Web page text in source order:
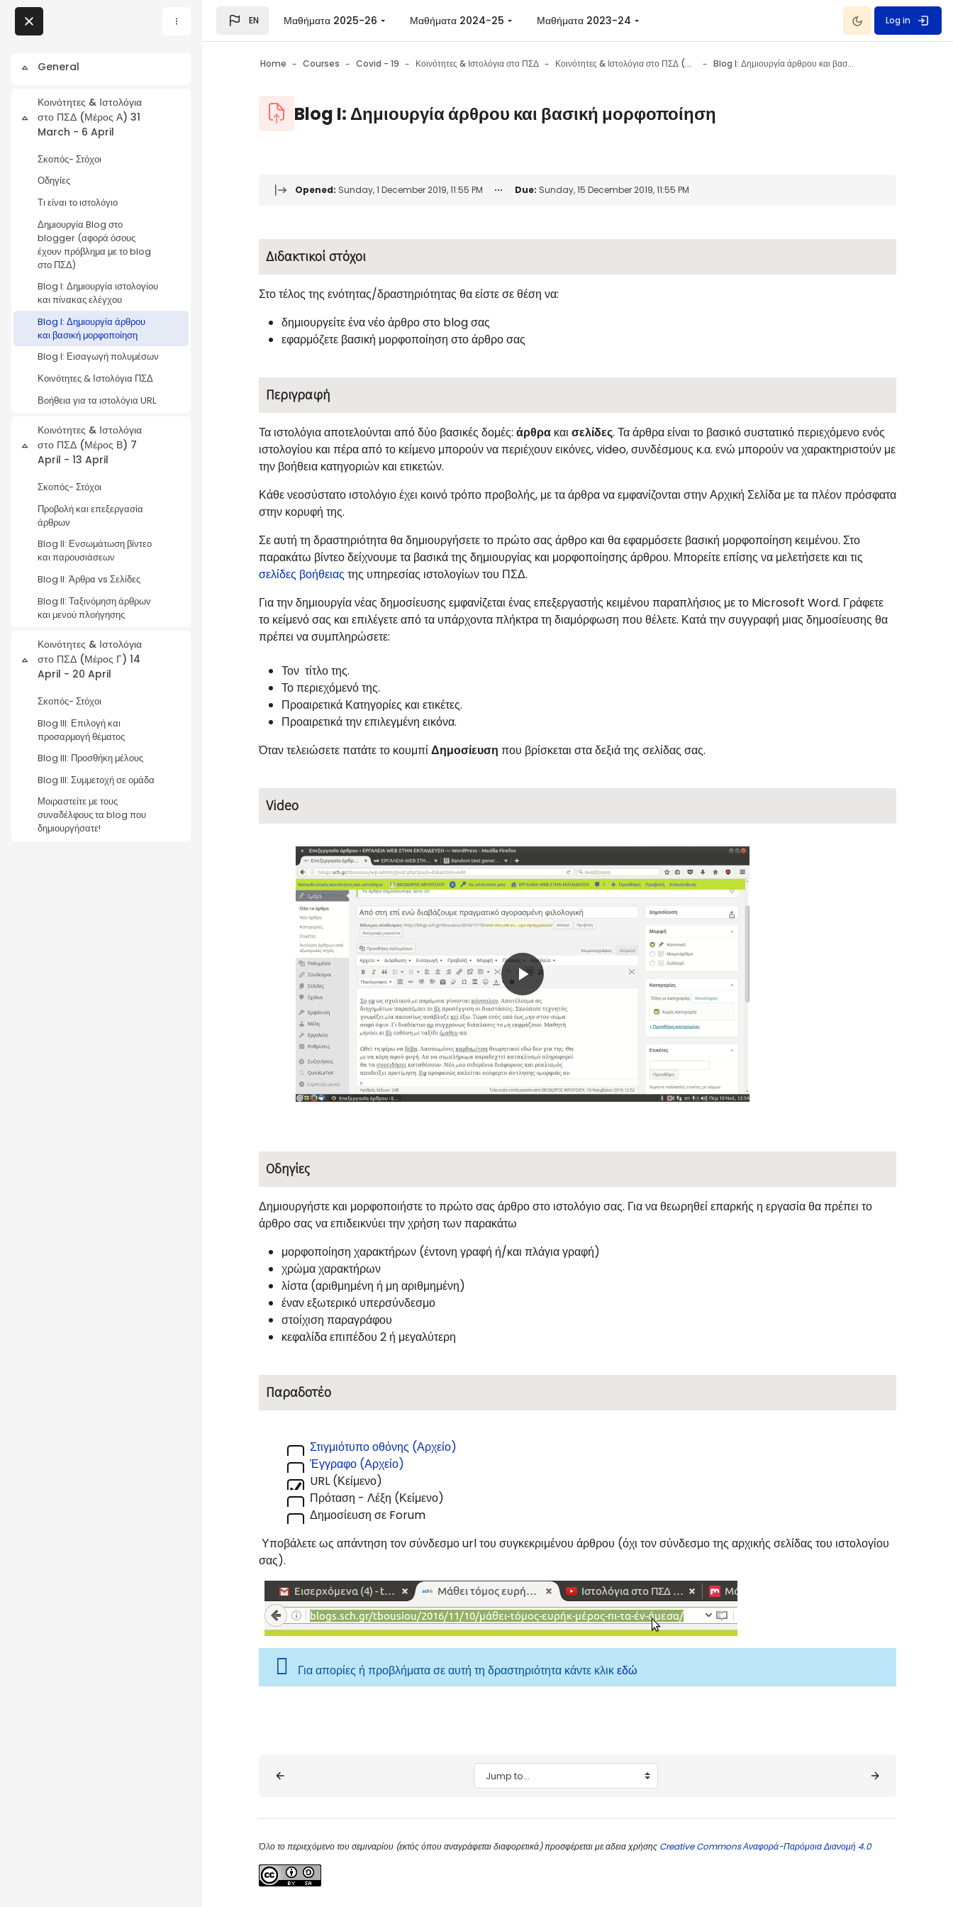
Blocks
Collapse
General
Collapse
Κοινότητες & Ιστολόγια
στο ΠΣΔ (Μέρος Α) 31
March - 6 April
Σκοπός- Στόχοι
Οδηγίες
Τι είναι το ιστολόγιο
Δημιουργία Blog στο
blogger (αφορά όσους
έχουν πρόβλημα με το blog
στο ΠΣΔ)
Blog I: Δημιουργία ιστολογίου
και πίνακας ελέγχου
Blog I: Δημιουργία άρθρου
και βασική μορφοποίηση
Blog I: Εισαγωγή πολυμέσων
Κοινότητες & Ιστολόγια ΠΣΔ
Βοήθεια για τα ιστολόγια URL
Collapse
Κοινότητες & Ιστολόγια
στο ΠΣΔ (Μέρος Β) 7
April - 13 April
Σκοπός- Στόχοι
Προβολή και επεξεργασία
άρθρων
Blog II: Ενσωμάτωση βίντεο
και παρουσιάσεων
Blog II: Άρθρα vs Σελίδες
Blog II: Ταξινόμηση άρθρων
και μενού πλοήγησης
Collapse
Κοινότητες & Ιστολόγια
στο ΠΣΔ (Μέρος Γ) 14
April - 20 April
Σκοπός- Στόχοι
Blog III: Επιλογή και
προσαρμογή θέματος
Blog III: Προσθήκη μέλους
Blog III: Συμμετοχή σε ομάδα
Μοιραστείτε με τους
συναδέλφους τα blog που
δημιουργήσατε!
EN Μαθήματα 2025-26 Μαθήματα 2024-25 Μαθήματα 2023-24 Dark Mode
Log in
Home Courses Covid - 19 Κοινότητες & Ιστολόγια στο ΠΣΔ Κοινότητες & Ιστολόγια στο ΠΣΔ (Μέρος Α) 31 March - 6 April Blog I: Δημιουργία άρθρου και βασική μορφοποίηση
BlocksBlog I: Δημιουργία άρθρου και βασική μορφοποίηση
Blocks
Completion requirements
Opened: Sunday, 1 December 2019, 11:55 PM Due: Sunday, 15 December 2019, 11:55 PM
Διδακτικοί στόχοι
Στο τέλος της ενότητας/δραστηριότητας θα είστε σε θέση να:
δημιουργείτε ένα νέο άρθρο στο blog σας
εφαρμόζετε βασική μορφοποίηση στο άρθρο σας
Περιγραφή
Τα ιστολόγια αποτελούνται από δύο βασικές δομές: άρθρα και σελίδες. Τα άρθρα είναι το βασικό συστατικό περιεχόμενο ενός
ιστολογίου και πέρα από το κείμενο μπορούν να περιέχουν εικόνες, video, συνδέσμους κ.α. ενώ μπορούν να χαρακτηριστούν με
την βοήθεια κατηγοριών και ετικετών.
Κάθε νεοσύστατο ιστολόγιο έχει κοινό τρόπο προβολής, με τα άρθρα να εμφανίζονται στην Αρχική Σελίδα με τα πλέον πρόσφατα
στην κορυφή της.
Σε αυτή τη δραστηριότητα θα δημιουργήσετε το πρώτο σας άρθρο και θα εφαρμόσετε βασική μορφοποίηση κειμένου. Στο
παρακάτω βίντεο δείχνουμε τα βασικά της δημιουργίας και μορφοποίησης άρθρου. Μπορείτε επίσης να μελετήσετε και τις
σελίδες βοήθειας της υπηρεσίας ιστολογίων του ΠΣΔ.
Για την δημιουργία νέας δημοσίευσης εμφανίζεται ένας επεξεργαστής κειμένου παραπλήσιος με το Microsoft Word. Γράφετε
το κείμενό σας και επιλέγετε από τα υπάρχοντα πλήκτρα τη διαμόρφωση που θέλετε. Κατά την συγγραφή μιας δημοσίευσης θα
πρέπει να συμπληρώσετε:
Τον τίτλο της.
Το περιεχόμενό της.
Προαιρετικά Κατηγορίες και ετικέτες.
Προαιρετικά την επιλεγμένη εικόνα.
Όταν τελειώσετε πατάτε το κουμπίΔημοσίευση που βρίσκεται στα δεξιά της σελίδας σας.
Video
Play
Video
Οδηγίες
Δημιουργήστε και μορφοποιήστε το πρώτο σας άρθρο στο ιστολόγιο σας. Για να θεωρηθεί επαρκής η εργασία θα πρέπει το
άρθρο σας να επιδεικνύει την χρήση των παρακάτω
μορφοποίηση χαρακτήρων (έντονη γραφή ή/και πλάγια γραφή)
χρώμα χαρακτήρων
λίστα (αριθμημένη ή μη αριθμημένη)
έναν εξωτερικό υπερσύνδεσμο
στοίχιση παραγράφου
κεφαλίδα επιπέδου 2 ή μεγαλύτερη
Παραδοτέο
Στιγμιότυπο οθόνης (Αρχείο)
Έγγραφο (Αρχείο)
URL (Κείμενο)
Πρόταση - Λέξη (Κείμενο)
Δημοσίευση σε Forum
Υποβάλετε ως απάντηση τον σύνδεσμο url του συγκεκριμένου άρθρου (όχι τον σύνδεσμο της αρχικής σελίδας του ιστολογίου
σας).
Για απορίες ή προβλήματα σε αυτή τη δραστηριότητα κάντε κλικεδώ
Blocks Jump to...
Όλο το περιεχόμενο του σεμιναρίου (εκτός όπου αναγράφεται διαφορετικά) προσφέρεται με αδεια χρήσης Creative Commons Αναφορά-Παρόμοια Διανομή 4.0